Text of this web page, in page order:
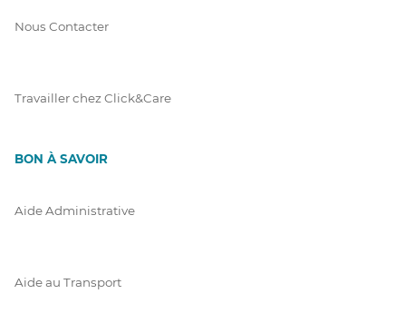
Nous Contacter
Travailler chez Click&Care
BON À SAVOIR
Aide Administrative
Aide au Transport